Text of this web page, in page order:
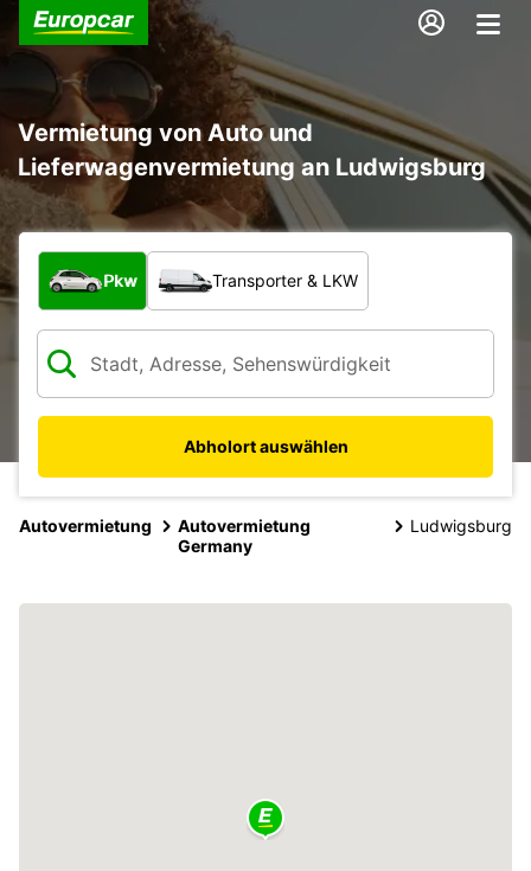
Vermietung von Auto und
Lieferwagenvermietung an Ludwigsburg
Welche Art von Fahrzeug?
Pkw Transporter & LKW
Abholort auswählen
Autovermietung
Autovermietung
Germany
Ludwigsburg